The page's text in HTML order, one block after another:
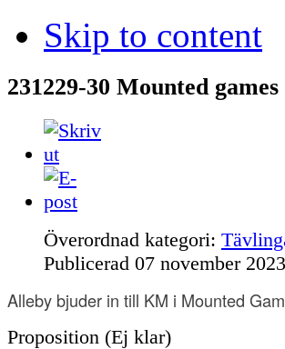
Skip to content
231229-30 Mounted games
Överordnad kategori:
Publicerad 07 november 2023
Alleby bjuder in till KM i Mounted
Proposition (Ej klar)